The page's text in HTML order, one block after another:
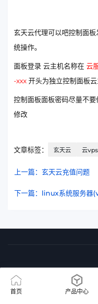
玄天云代理可以吧控制面
统操作。
面板登录 云主机名称在 云
-xxx 开头为独立控制面板
控制面板面板密码尽量不
修改
文章标签： 玄天云 云
上一篇：玄天云充值问题
下一篇：linux系统服务器
首页 产品中心